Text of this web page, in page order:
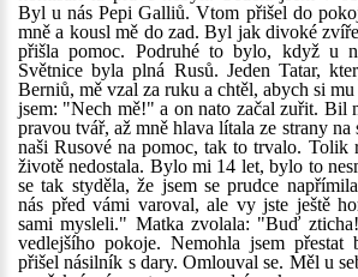
Byl u nás Pepi Galliů. Vtom přišel do
mně a kousl mě do zad. Byl jak divoké
přišla pomoc. Podruhé to bylo, když u
Světnice byla plná Rusů. Jeden Tatar,
Berniů, mě vzal za ruku a chtěl, abych si
jsem: "Nech mě!" a on nato začal zuřit. Bil
pravou tvář, až mně hlava lítala ze strany
naši Rusové na pomoc, tak to trvalo. Tolik
životě nedostala. Bylo mi 14 let, bylo to
se tak styděla, že jsem se prudce
nás před vámi varoval, ale vy jste ještě
sami mysleli." Matka zvolala: "Buď
vedlejšího pokoje. Nemohla jsem přestat
přišel násilník s dary. Omlouval se. Měl u